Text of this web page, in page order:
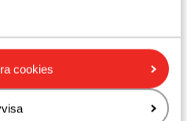
cookies
Thabor